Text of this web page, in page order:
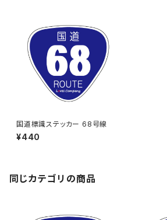
国道標識ステッカー 68号線
¥440
同じカテゴリの商品